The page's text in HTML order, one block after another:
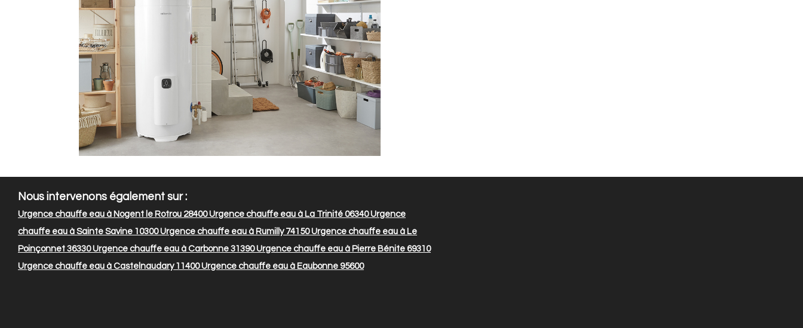
Nous intervenons également sur :
Urgence chauffe eau à Nogent le Rotrou 28400Urgence chauffe eau à La Trinité 06340Urgence
chauffe eau à Sainte Savine 10300Urgence chauffe eau à Rumilly 74150Urgence chauffe eau à Le
Poinçonnet 36330Urgence chauffe eau à Carbonne 31390Urgence chauffe eau à Pierre Bénite 69310
Urgence chauffe eau à Castelnaudary 11400Urgence chauffe eau à Eaubonne 95600